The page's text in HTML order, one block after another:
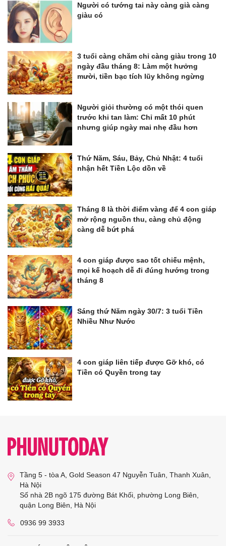
Người có tướng tai này càng già càng
giàu có
3 tuổi càng chăm chỉ càng giàu trong 10
ngày đầu tháng 8: Làm một hưởng
mười, tiền bạc tích lũy không ngừng
Người giỏi thường có một thói quen
trước khi tan làm: Chỉ mất 10 phút
nhưng giúp ngày mai nhẹ đầu hơn
Thứ Năm, Sáu, Bảy, Chủ Nhật: 4 tuổi
nhận hết Tiền Lộc dồn về
Tháng 8 là thời điểm vàng để 4 con giáp
mở rộng nguồn thu, càng chủ động
càng dễ bứt phá
4 con giáp được sao tốt chiếu mệnh,
mọi kế hoạch dễ đi đúng hướng trong
tháng 8
Sáng thứ Năm ngày 30/7: 3 tuổi Tiền
Nhiều Như Nước
4 con giáp liên tiếp được Gỡ khó, có
Tiền có Quyền trong tay
Tầng 5 - tòa A, Gold Season 47 Nguyễn Tuân, Thanh Xuân,
Hà Nội
Số nhà 2B ngõ 175 đường Bát Khối, phường Long Biên,
quận Long Biên, Hà Nội
0936 99 3933